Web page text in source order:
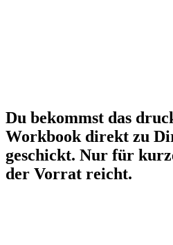
Du bekommst das
Workbook direkt zu
geschickt. Nur für
der Vorrat reicht.